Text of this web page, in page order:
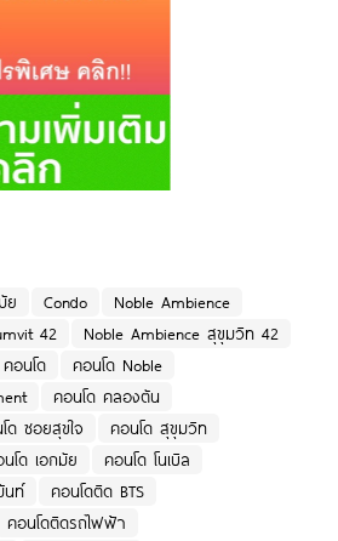
ย Condo
Noble Ambience
42
Noble Ambience สุขุมวิท 42
คอนโด
คอนโด Noble
คอนโด คลองตัน
ด ซอยสุขใจ
คอนโด สุขุมวิท
โด เอกมัย
คอนโด โนเบิล
นท์
คอนโดติด BTS
คอนโดติดรถไฟฟ้า